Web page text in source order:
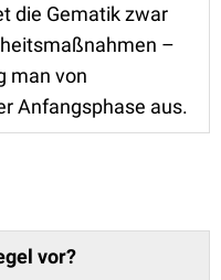
die Gematik zwar
–
man von
Anfangsphase aus.
vor?